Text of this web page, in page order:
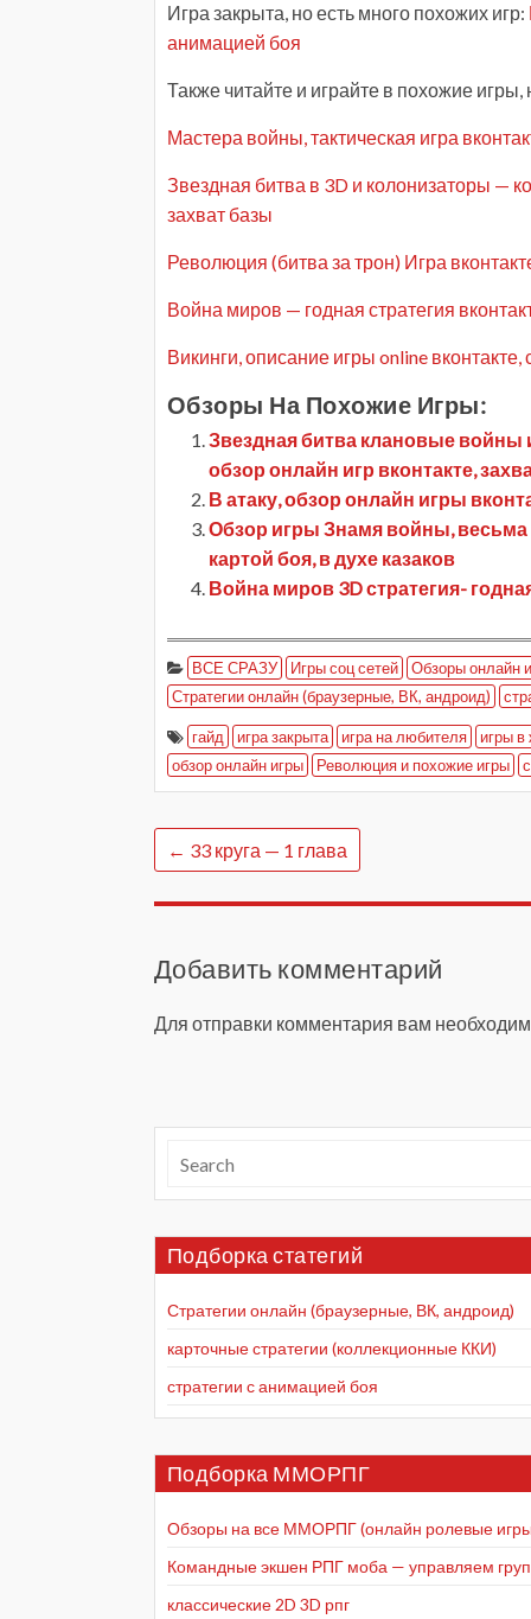
Игра закрыта, но есть много похожих игр:
анимацией боя
Также читайте и играйте в похожие игры,
Мастера войны, тактическая игра
Звездная битва в 3D и колонизаторы —
захват базы
Революция (битва за трон) Игра
Война миров — годная стратегия
Викинги, описание игры online вконтакте,
Обзоры На Похожие Игры:
Звездная битва клановые войны
обзор онлайн игр вконтакте,
В атаку, обзор онлайн игры
Обзор игры Знамя войны, весьма
картой боя, в духе казаков
Война миров 3D стратегия-
ВСЕ СРАЗУ Игры соц сетей
Обзоры онлайн
Стратегии онлайн (браузерные, ВК, андроид)
гайд игра закрыта игра на любителя
игры в
обзор онлайн игры
Революция и похожие игры
← 33 круга — 1 глава
Добавить комментарий
Для отправки комментария вам
Подборка статегий
Стратегии онлайн (браузерные, ВК, андроид)
карточные стратегии (коллекционные ККИ)
стратегии с анимацией боя
Подборка ММОРПГ
Обзоры на все ММОРПГ (онлайн ролевые
Командные экшен РПГ моба — управляем
классические 2D 3D рпг